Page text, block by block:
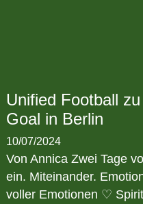
Unified Football
Goal in Berlin
10/07/2024
Von Annica Zwei Tage
ein. Miteinander.
voller Emotionen ♡